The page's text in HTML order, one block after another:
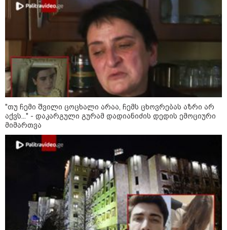
ნიკა მელიას სასამართლოს
უპატივცემლობის ფაქტზე 1 წლით და 6
თვით თავისუფლების აღკვეთა მიესაჯა
"თუ ჩემი შვილი ცოცხალი არაა, ჩემს ცხოვრებას აზრი არ
აქვს..." - დაკარგული გურამ დადიანიძის დედის ემოციური
მიმართვა